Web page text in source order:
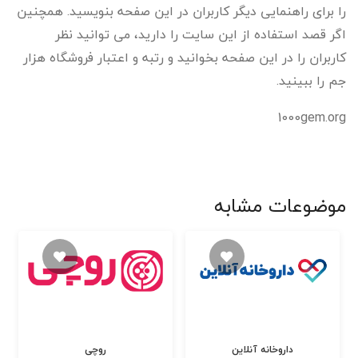
را برای راهنمایی دیگر کاربران در این صفحه بنویسید. همچنین
اگر قصد استفاده از این سایت را دارید، می توانید نظر
کاربران را در این صفحه بخوانید و رتبه و اعتبار فروشگاه هزار
جم را ببینید.
1000gem.org
موضوعات مشابه
روچی داروخانه آنلاین